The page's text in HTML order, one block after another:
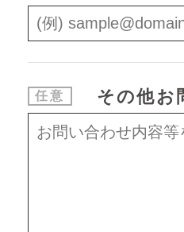
任意 その他お